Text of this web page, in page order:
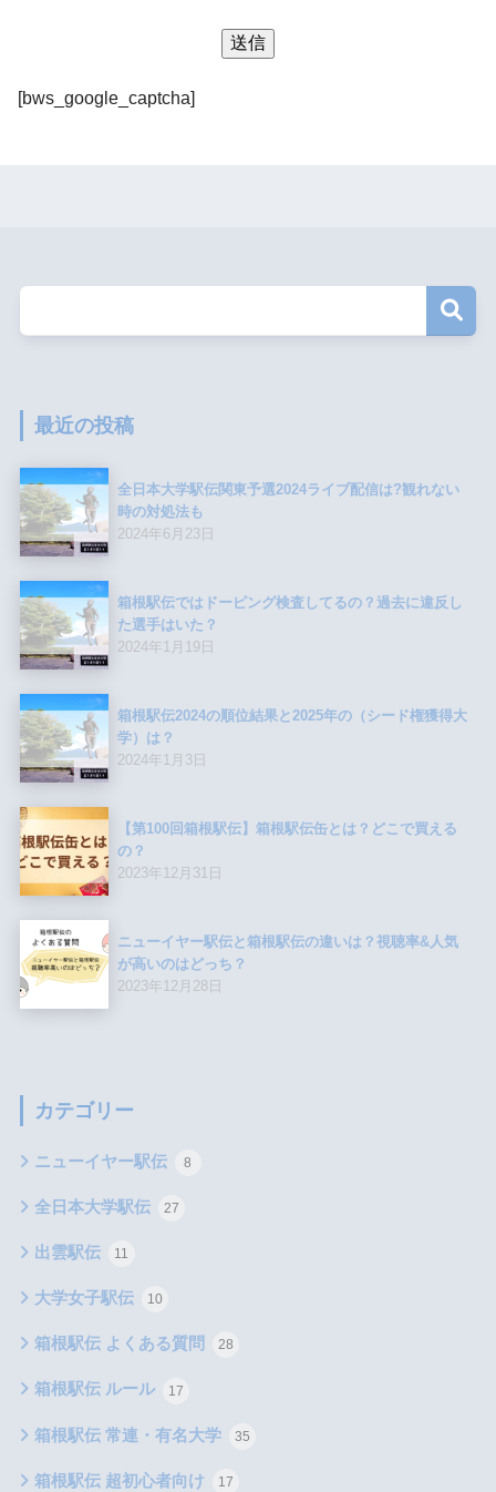
[bws_google_captcha]
最近の投稿
全日本大学駅伝関東予選2024ライブ配信は?観れない
時の対処法も
2024年6月23日
箱根駅伝ではドーピング検査してるの？過去に違反し
た選手はいた？
2024年1月19日
箱根駅伝2024の順位結果と2025年の（シード権獲得大
学）は？
2024年1月3日
【第100回箱根駅伝】箱根駅伝缶とは？どこで買える
の？
2023年12月31日
ニューイヤー駅伝と箱根駅伝の違いは？視聴率&人気
が高いのはどっち？
2023年12月28日
カテゴリー
ニューイヤー駅伝 8
全日本大学駅伝 27
出雲駅伝 11
大学女子駅伝 10
箱根駅伝 よくある質問 28
箱根駅伝 ルール 17
箱根駅伝 常連・有名大学 35
箱根駅伝 超初心者向け 17